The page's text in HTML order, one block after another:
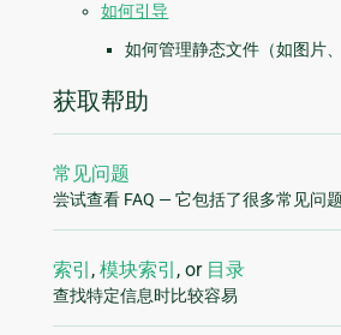
如何引导
如何管理静态文件（如图片
获取帮助
常见问题
尝试查看 FAQ — 它包括了很多常见问
索引 ,模块索引 , or 目录
查找特定信息时比较容易